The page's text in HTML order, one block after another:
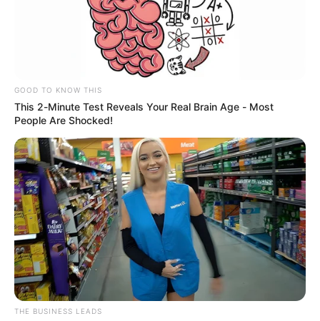
RCN Radio
A Jorge Oñate no le gustó letra de canción compuesta
por Kaleth Morales
Por:Vanessa Ávila Velandia
Junio 21, 2023
GOOD TO KNOW THIS
This 2-Minute Test Reveals Your Real Brain Age - Most
People Are Shocked!
THE BUSINESS LEADS